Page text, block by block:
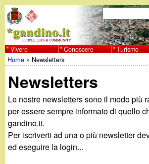
al
contenuto
principale
w
w
w
.
g
F
o
r
d
r
C
e
r
c
Vivere Conoscere Turismo
Tu
sei
qui
Home » Newsletters
Newsletters
Le nostre newsletters sono il modo più
per essere sempre informato di quello
gandino.it.
Per iscriverti ad una o più newsletter
ed eseguire la login...